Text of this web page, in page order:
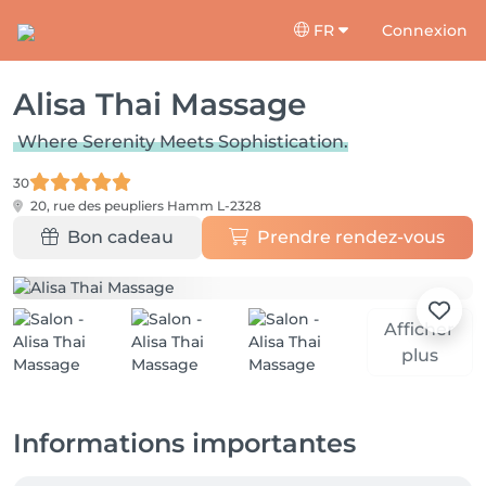
FR Connexion
Alisa Thai Massage
Where Serenity Meets Sophistication.
30
20, rue des peupliers Hamm L-2328
Bon cadeau Prendre rendez-vous
Afficher
plus
Informations importantes